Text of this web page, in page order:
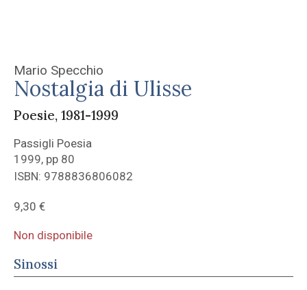
Mario Specchio
Nostalgia di Ulisse
Poesie, 1981-1999
Passigli Poesia
1999, pp 80
ISBN: 9788836806082
9,30 €
Non disponibile
Sinossi